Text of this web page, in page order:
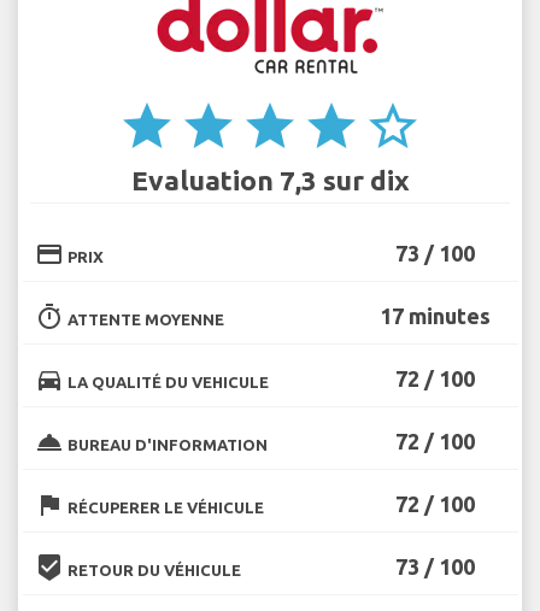
star star star star star_border
Evaluation 7,3 sur dix
credit_card PRIX 73 / 100
timer ATTENTE MOYENNE 17 minutes
directions_car LA QUALITÉ DU VEHICULE 72 / 100
room_service BUREAU D'INFORMATION 72 / 100
flag RÉCUPERER LE VÉHICULE 72 / 100
beenhere RETOUR DU VÉHICULE 73 / 100